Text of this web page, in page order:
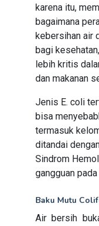
karena itu,
bagaimana
kebersihan air
bagi
lebih kritis
dan makanan
Jenis E. coli
bisa
termasuk
ditandai
Sindrom
gangguan
Baku Mutu
Air bersih